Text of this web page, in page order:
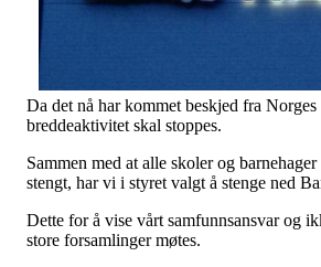
Da det nå har kommet beskjed fra
breddeaktivitet skal stoppes.
Sammen med at alle skoler og
stengt, har vi i styret valgt å stenge ned
Dette for å vise vårt samfunnsansvar og
store forsamlinger møtes.